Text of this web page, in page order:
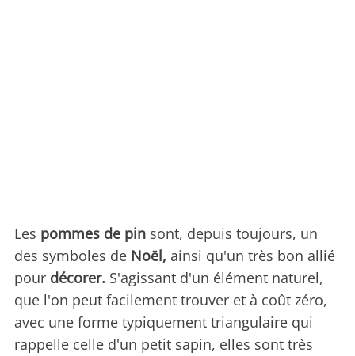
Les pommes de pin sont, depuis toujours, un
des symboles de Noël, ainsi qu'un très bon allié
pour décorer. S'agissant d'un élément naturel,
que l'on peut facilement trouver et à coût zéro,
avec une forme typiquement triangulaire qui
rappelle celle d'un petit sapin, elles sont très